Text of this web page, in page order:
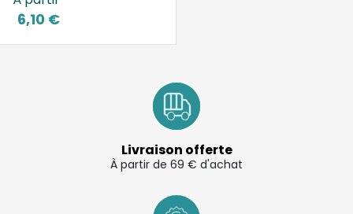
6,10 €
Livraison offerte
À partir de 69 € d'achat